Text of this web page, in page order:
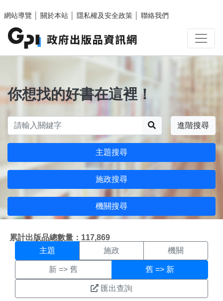
網站導覽
關於本站 隱私權及安全政策 聯絡我們
你想找的好書在這裡！
進階搜尋
主題搜尋
施政搜尋
機關搜尋
累計出版品總數量：117,869
主題搜尋結果頁面
主題 施政 機關
新 => 舊 舊 => 新
匯出查詢